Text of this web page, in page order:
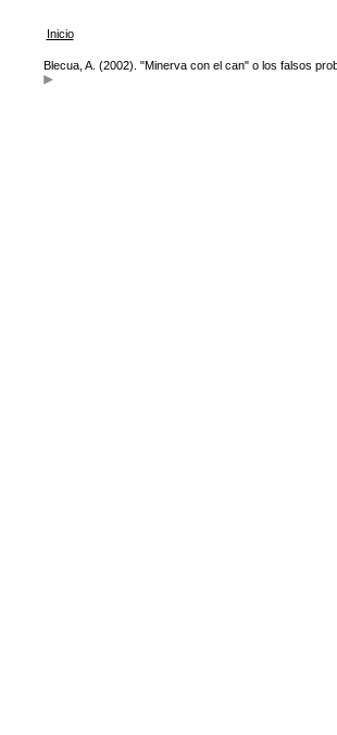
Inicio
Blecua, A. (2002). "Minerva con el can" o los falsos